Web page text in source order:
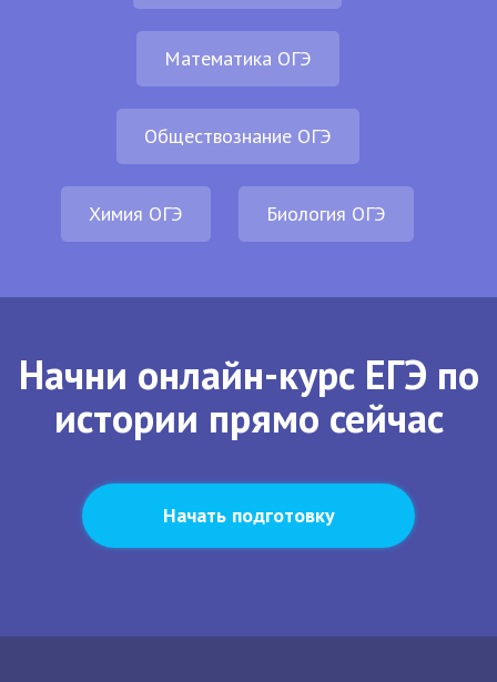
Математика ОГЭ
Обществознание ОГЭ
Химия ОГЭ Биология ОГЭ
Начни онлайн-курс ЕГЭ по
истории прямо сейчас
Начать подготовку